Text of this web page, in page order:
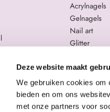
Deze website maakt
We gebruiken cookies om
bieden en om ons
met onze partners voor
Acrylnagels
Gelnagels
Nail art
Glitter
Overige